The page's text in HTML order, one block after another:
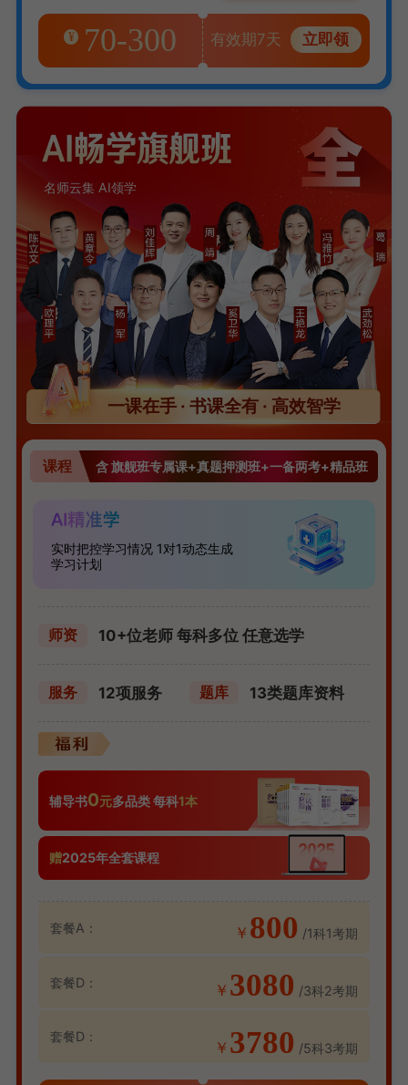
¥ 70-300 有效期7天 立即领
名师云集 AI领学
一课在手 · 书课全有 · 高效智学
课程 含 旗舰班专属课+真题押测班+一备两考+精品班
实时把控学习情况 1对1动态生成
学习计划
师资 10+位老师 每科多位 任意选学
服务 12项服务 题库 13类题库资料
辅导书0元多品类 每科1本
赠2025年全套课程
套餐A： ￥ 800 /1科1考期
套餐D： ￥ 3080 /3科2考期
套餐D：
￥ 3780 /5科3考期